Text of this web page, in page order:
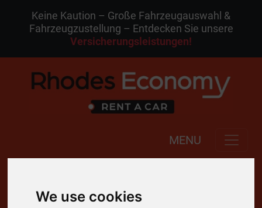
Keine Kaution – Große Fahrzeugauswahl &
Fahrzeugzustellung – Entdecken Sie unsere
Versicherungsleistungen!
MENU
We use cookies